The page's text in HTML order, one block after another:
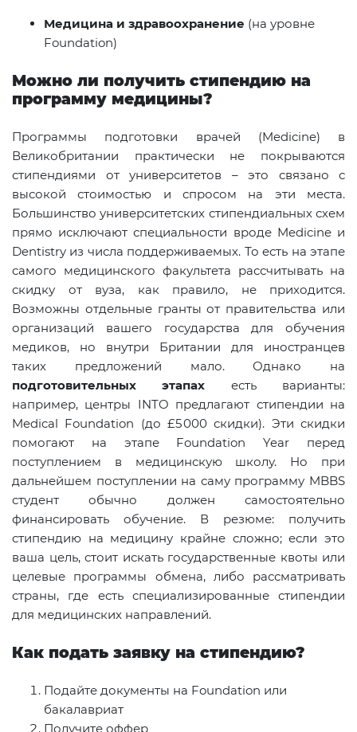
Медицина и здравоохранение (на уровне
Foundation)
Можно ли получить стипендию на
программу медицины?
Программы подготовки врачей (Medicine) в
Великобритании практически не покрываются
стипендиями от университетов – это связано с
высокой стоимостью и спросом на эти места.
Большинство университетских стипендиальных схем
прямо исключают специальности вроде Medicine и
Dentistry из числа поддерживаемых. То есть на этапе
самого медицинского факультета рассчитывать на
скидку от вуза, как правило, не приходится.
Возможны отдельные гранты от правительства или
организаций вашего государства для обучения
медиков, но внутри Британии для иностранцев
таких предложений мало. Однако на
подготовительных этапах есть варианты:
например, центры INTO предлагают стипендии на
Medical Foundation (до £5 000 скидки). Эти скидки
помогают на этапе Foundation Year перед
поступлением в медицинскую школу. Но при
дальнейшем поступлении на саму программу MBBS
студент обычно должен самостоятельно
финансировать обучение. В резюме: получить
стипендию на медицину крайне сложно; если это
ваша цель, стоит искать государственные квоты или
целевые программы обмена, либо рассматривать
страны, где есть специализированные стипендии
для медицинских направлений.
Как подать заявку на стипендию?
Подайте документы на Foundation или
бакалавриат
Получите оффер